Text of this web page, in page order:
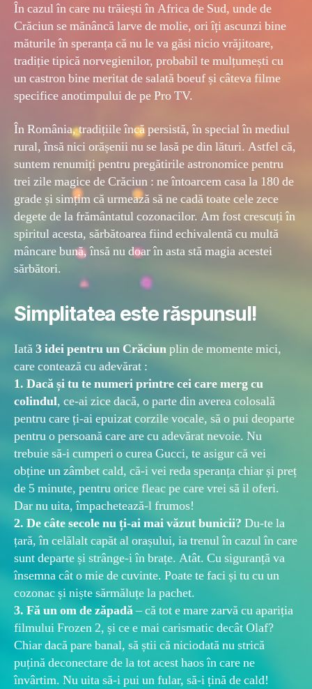
În cazul în care nu trăiești în Africa de Sud, unde de
Crăciun se mănâncă larve de molie, ori îți ascunzi bine
măturile în speranța că nu le va găsi nicio vrăjitoare,
tradiție tipică norvegienilor, probabil te mulțumești cu
un castron bine meritat de salată boeuf și câteva filme
specifice anotimpului de pe Pro TV.
În România, tradițiile încă persistă, în special în mediul
rural, însă nici orășenii nu se lasă pe din lături. Astfel că,
suntem renumiți pentru pregătirile astronomice pentru
trei zile magice de Crăciun : ne întoarcem casa la 180 de
grade și simțim că urmează să ne cadă toate cele zece
degete de la frământatul cozonacilor. Am fost crescuți în
spiritul acesta, sărbătoarea fiind echivalentă cu multă
mâncare bună, însă nu doar în asta stă magia acestei
sărbători.
Simplitatea este răspunsul!
Iată3 idei pentru un Crăciunplin de momente mici,
care contează cu adevărat :
1. Dacă și tu te numeri printre cei care merg cu
colindul, ce-ai zice dacă, o parte din averea colosală
pentru care ți-ai epuizat corzile vocale, să o pui deoparte
pentru o persoană care are cu adevărat nevoie. Nu
trebuie să-i cumperi o curea Gucci, te asigur că vei
obține un zâmbet cald, că-i vei reda speranța chiar și preț
de 5 minute, pentru orice fleac pe care vrei să il oferi.
Dar nu uita, împachetează-l frumos!
2. De câte secole nu ți-ai mai văzut bunicii? Du-te la
țară, în celălalt capăt al orașului, ia trenul în cazul în care
sunt departe și strânge-i în brațe. Atât. Cu siguranță va
însemna cât o mie de cuvinte. Poate te faci și tu cu un
cozonac și niște sărmăluțe la pachet.
3. Fă un om de zăpadă– că tot e mare zarvă cu apariția
filmului Frozen 2, și ce e mai carismatic decât Olaf?
Chiar dacă pare banal, să știi că niciodată nu strică
puțină deconectare de la tot acest haos în care ne
învârtim. Nu uita să-i pui un fular, să-i țină de cald!